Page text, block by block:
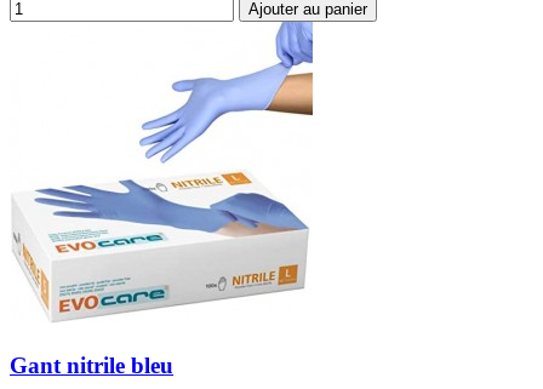
Ajouter au panier
Gant nitrile bleu